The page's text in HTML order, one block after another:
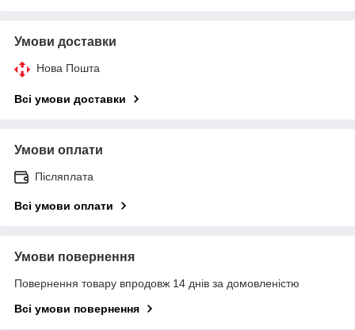
Умови доставки
Нова Пошта
Всі умови доставки
Умови оплати
Післяплата
Всі умови оплати
Умови повернення
Повернення товару впродовж 14 днів за домовленістю
Всі умови повернення